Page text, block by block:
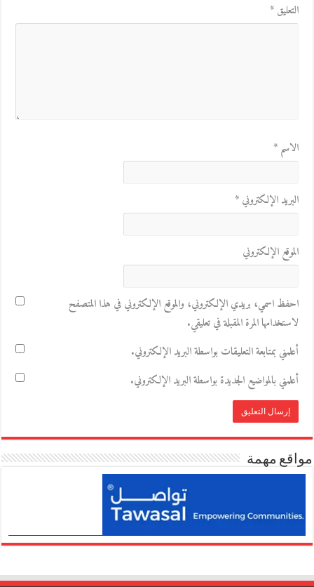
التعليق*
الاسم*
البريد الإلكتروني*
الموقع الإلكتروني
احفظ اسمي، بريدي الإلكتروني، والموقع الإلكتروني في هذا المتصفح
لاستخدامها المرة المقبلة في تعليقي.
أعلمني بمتابعة التعليقات بواسطة البريد الإلكتروني.
أعلمني بالمواضيع الجديدة بواسطة البريد الإلكتروني.
مواقع مهمة